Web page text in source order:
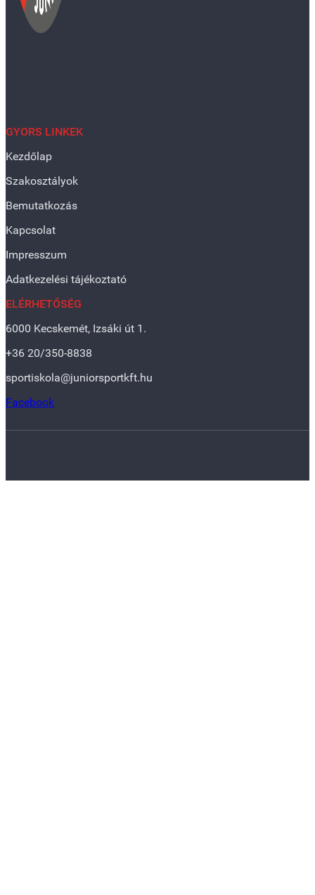
GYORS LINKEK
Kezdőlap
Szakosztályok
Bemutatkozás
Kapcsolat
Impresszum
Adatkezelési tájékoztató
ELÉRHETŐSÉG
6000 Kecskemét, Izsáki út 1.
+36 20/350-8838
sportiskola@juniorsportkft.hu
Facebook